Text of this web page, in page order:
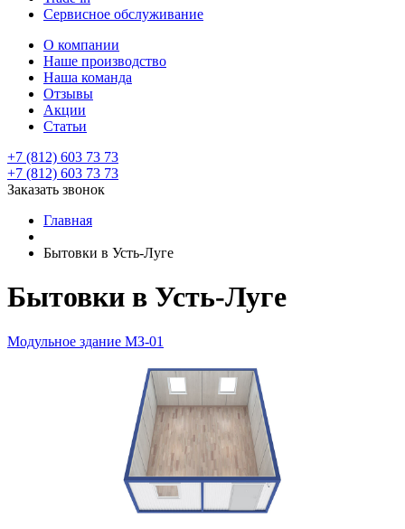
Сервисное обслуживание
О компании
Наше производство
Наша команда
Отзывы
Акции
Статьи
+7 (812) 603 73 73
+7 (812) 603 73 73
Заказать звонок
Главная
Бытовки в Усть-Луге
Бытовки в Усть-Луге
Модульное здание МЗ-01